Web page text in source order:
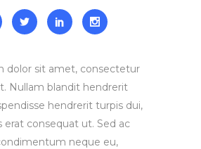
dolor sit amet, consectetur
Nullam blandit hendrerit
hendrerit turpis dui,
erat consequat ut. Sed ac
neque eu,